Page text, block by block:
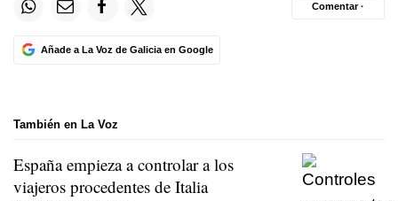
Añade a La Voz de Galicia en Google
Comentar ·
También en La Voz
España empieza a controlar a los
viajeros procedentes de Italia